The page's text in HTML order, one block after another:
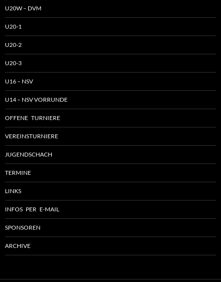
U20W – DVM
U20-1
U20-2
U20-3
U16 – NSV
U14 – NSV VORRUNDE
OFFENE TURNIERE
VEREINSTURNIERE
JUGENDSCHACH
TERMINE
LINKS
INFOS PER E-MAIL
SPONSOREN
ARCHIVE